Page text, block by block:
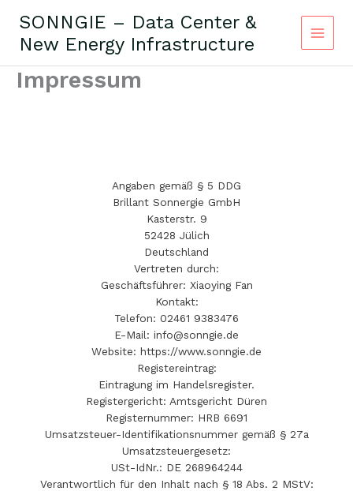
Inhalt
springen
SONNGIE – Data Center &
New Energy Infrastructure
Impressum
Angaben gemäß § 5 DDG
Brillant Sonnergie GmbH
Kasterstr. 9
52428 Jülich
Deutschland
Vertreten durch:
Geschäftsführer: Xiaoying Fan
Kontakt:
Telefon: 02461 9383476
E-Mail: info@sonngie.de
Website: https://www.sonngie.de
Registereintrag:
Eintragung im Handelsregister.
Registergericht: Amtsgericht Düren
Registernummer: HRB 6691
Umsatzsteuer-Identifikationsnummer gemäß § 27a
Umsatzsteuergesetz:
USt-IdNr.: DE 268964244
Verantwortlich für den Inhalt nach § 18 Abs. 2 MStV: